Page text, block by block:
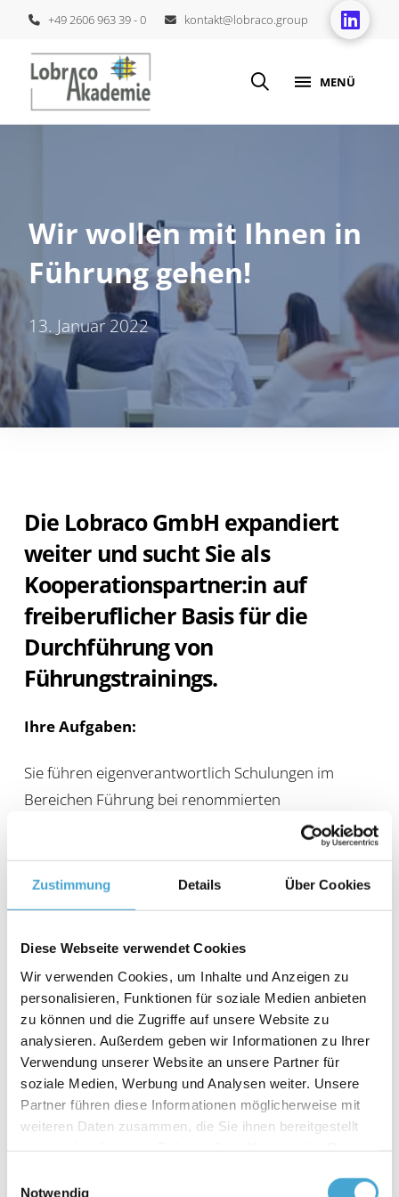
Zustimmung Details Über Cookies
Diese Webseite verwendet Cookies
Wir verwenden Cookies, um Inhalte und Anzeigen zu
personalisieren, Funktionen für soziale Medien anbieten
zu können und die Zugriffe auf unsere Website zu
analysieren. Außerdem geben wir Informationen zu Ihrer
Verwendung unserer Website an unsere Partner für
soziale Medien, Werbung und Analysen weiter. Unsere
Partner führen diese Informationen möglicherweise mit
weiteren Daten zusammen, die Sie ihnen bereitgestellt
Notwendig
+49 2606 963 39 - 0 kontakt@lobraco.group
MENÜ
Wir wollen mit Ihnen in
Führung gehen!
13. Januar 2022
Die Lobraco GmbH expandiert
weiter und sucht Sie als
Kooperationspartner:in auf
freiberuflicher Basis für die
Durchführung von
Führungstrainings.
Ihre Aufgaben:
Sie führen eigenverantwortlich Schulungen im
Bereichen Führung bei renommierten
Unternehmen in der Industrie und der Transport-
Sie haben bereits mehrjährige Erfahrung als Trainer
gesammelt oder vor Gruppen referiert, sind
leidenschaftlich und engagiert. Ihr kompetenter und
empathischer Umgang mit den Teilnehmenden
zeichnet Sie aus. Sie sind kommunikationsstark und
verfügen ebenso über schnelles
Auffassungsvermögen als auch die Fähigkeit, des
eigenverantwortlichen unternehmerischen